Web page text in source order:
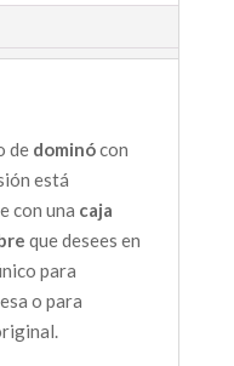
de dominócon
está
con una caja
que desees en
para
o para